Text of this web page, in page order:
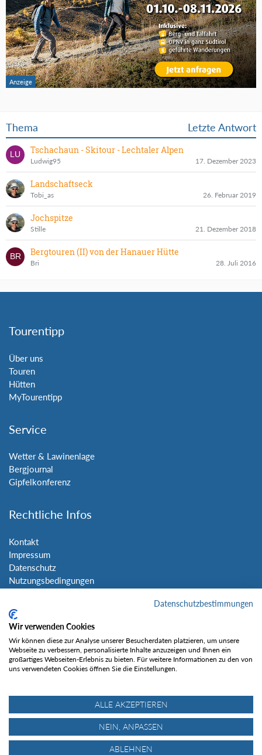
Thema Letzte Antwort
Tschachaun - Skitour - Lechtaler Alpen
Ludwig95 17. Dezember 2023
Landschaftseck
Tobi_as 26. Februar 2019
Jochspitze
Stille 21. Dezember 2018
Bergtouren (II) von der Hanauer Hütte
Bri 28. Juli 2016
Tourentipp
Über uns
Touren
Hütten
MyTourentipp
Service
Wetter & Lawinenlage
Bergjournal
Gipfelkonferenz
Rechtliche Infos
Kontakt
Impressum
Datenschutz
Nutzungsbedingungen
Social Media
Gefällt mir
Datenschutzbestimmungen
Wir verwenden Cookies
Wir können diese zur Analyse unserer Besucherdaten platzieren, um unsere
Webseite zu verbessern, personalisierte Inhalte anzuzeigen und Ihnen ein
großartiges Webseiten-Erlebnis zu bieten. Für weitere Informationen zu den von
uns verwendeten Cookies öffnen Sie die Einstellungen.
ALLE AKZEPTIEREN
NEIN, ANPASSEN
ABLEHNEN